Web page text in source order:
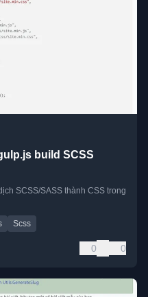
build SCSS
SCSS/SASS thành CSS trong
Scss
0 0